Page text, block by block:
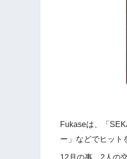
Fukaseは、「
ー」などでヒット
12月の事。2人の